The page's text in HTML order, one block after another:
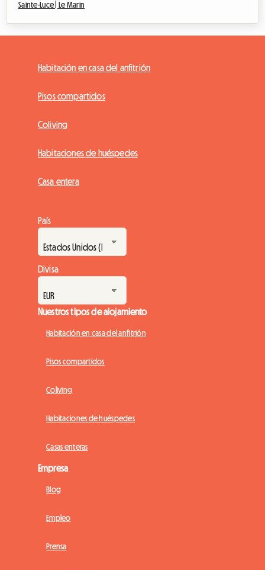
Sainte-Luce |
Le Marin
Habitación en casa del anfitrión
Pisos compartidos
Coliving
Habitaciones de huéspedes
Casa entera
País
Divisa
Nuestros tipos de alojamiento
Habitación en casa del anfitrión
Pisos compartidos
Coliving
Habitaciones de huéspedes
Casas enteras
Empresa
Blog
Empleo
Prensa